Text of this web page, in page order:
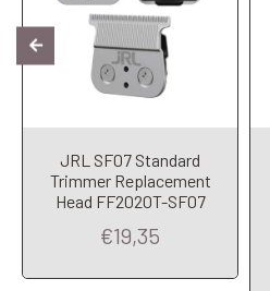
JRL SF07 Standard
Trimmer Replacement
Head FF2020T-SF07
€19,35